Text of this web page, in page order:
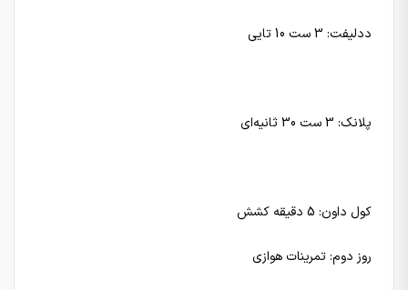
ددلیفت: 3 ست 10 تایی
پلانک: 3 ست 30 ثانیه‌ای
کول داون: 5 دقیقه کشش
روز دوم: تمرینات هوازی